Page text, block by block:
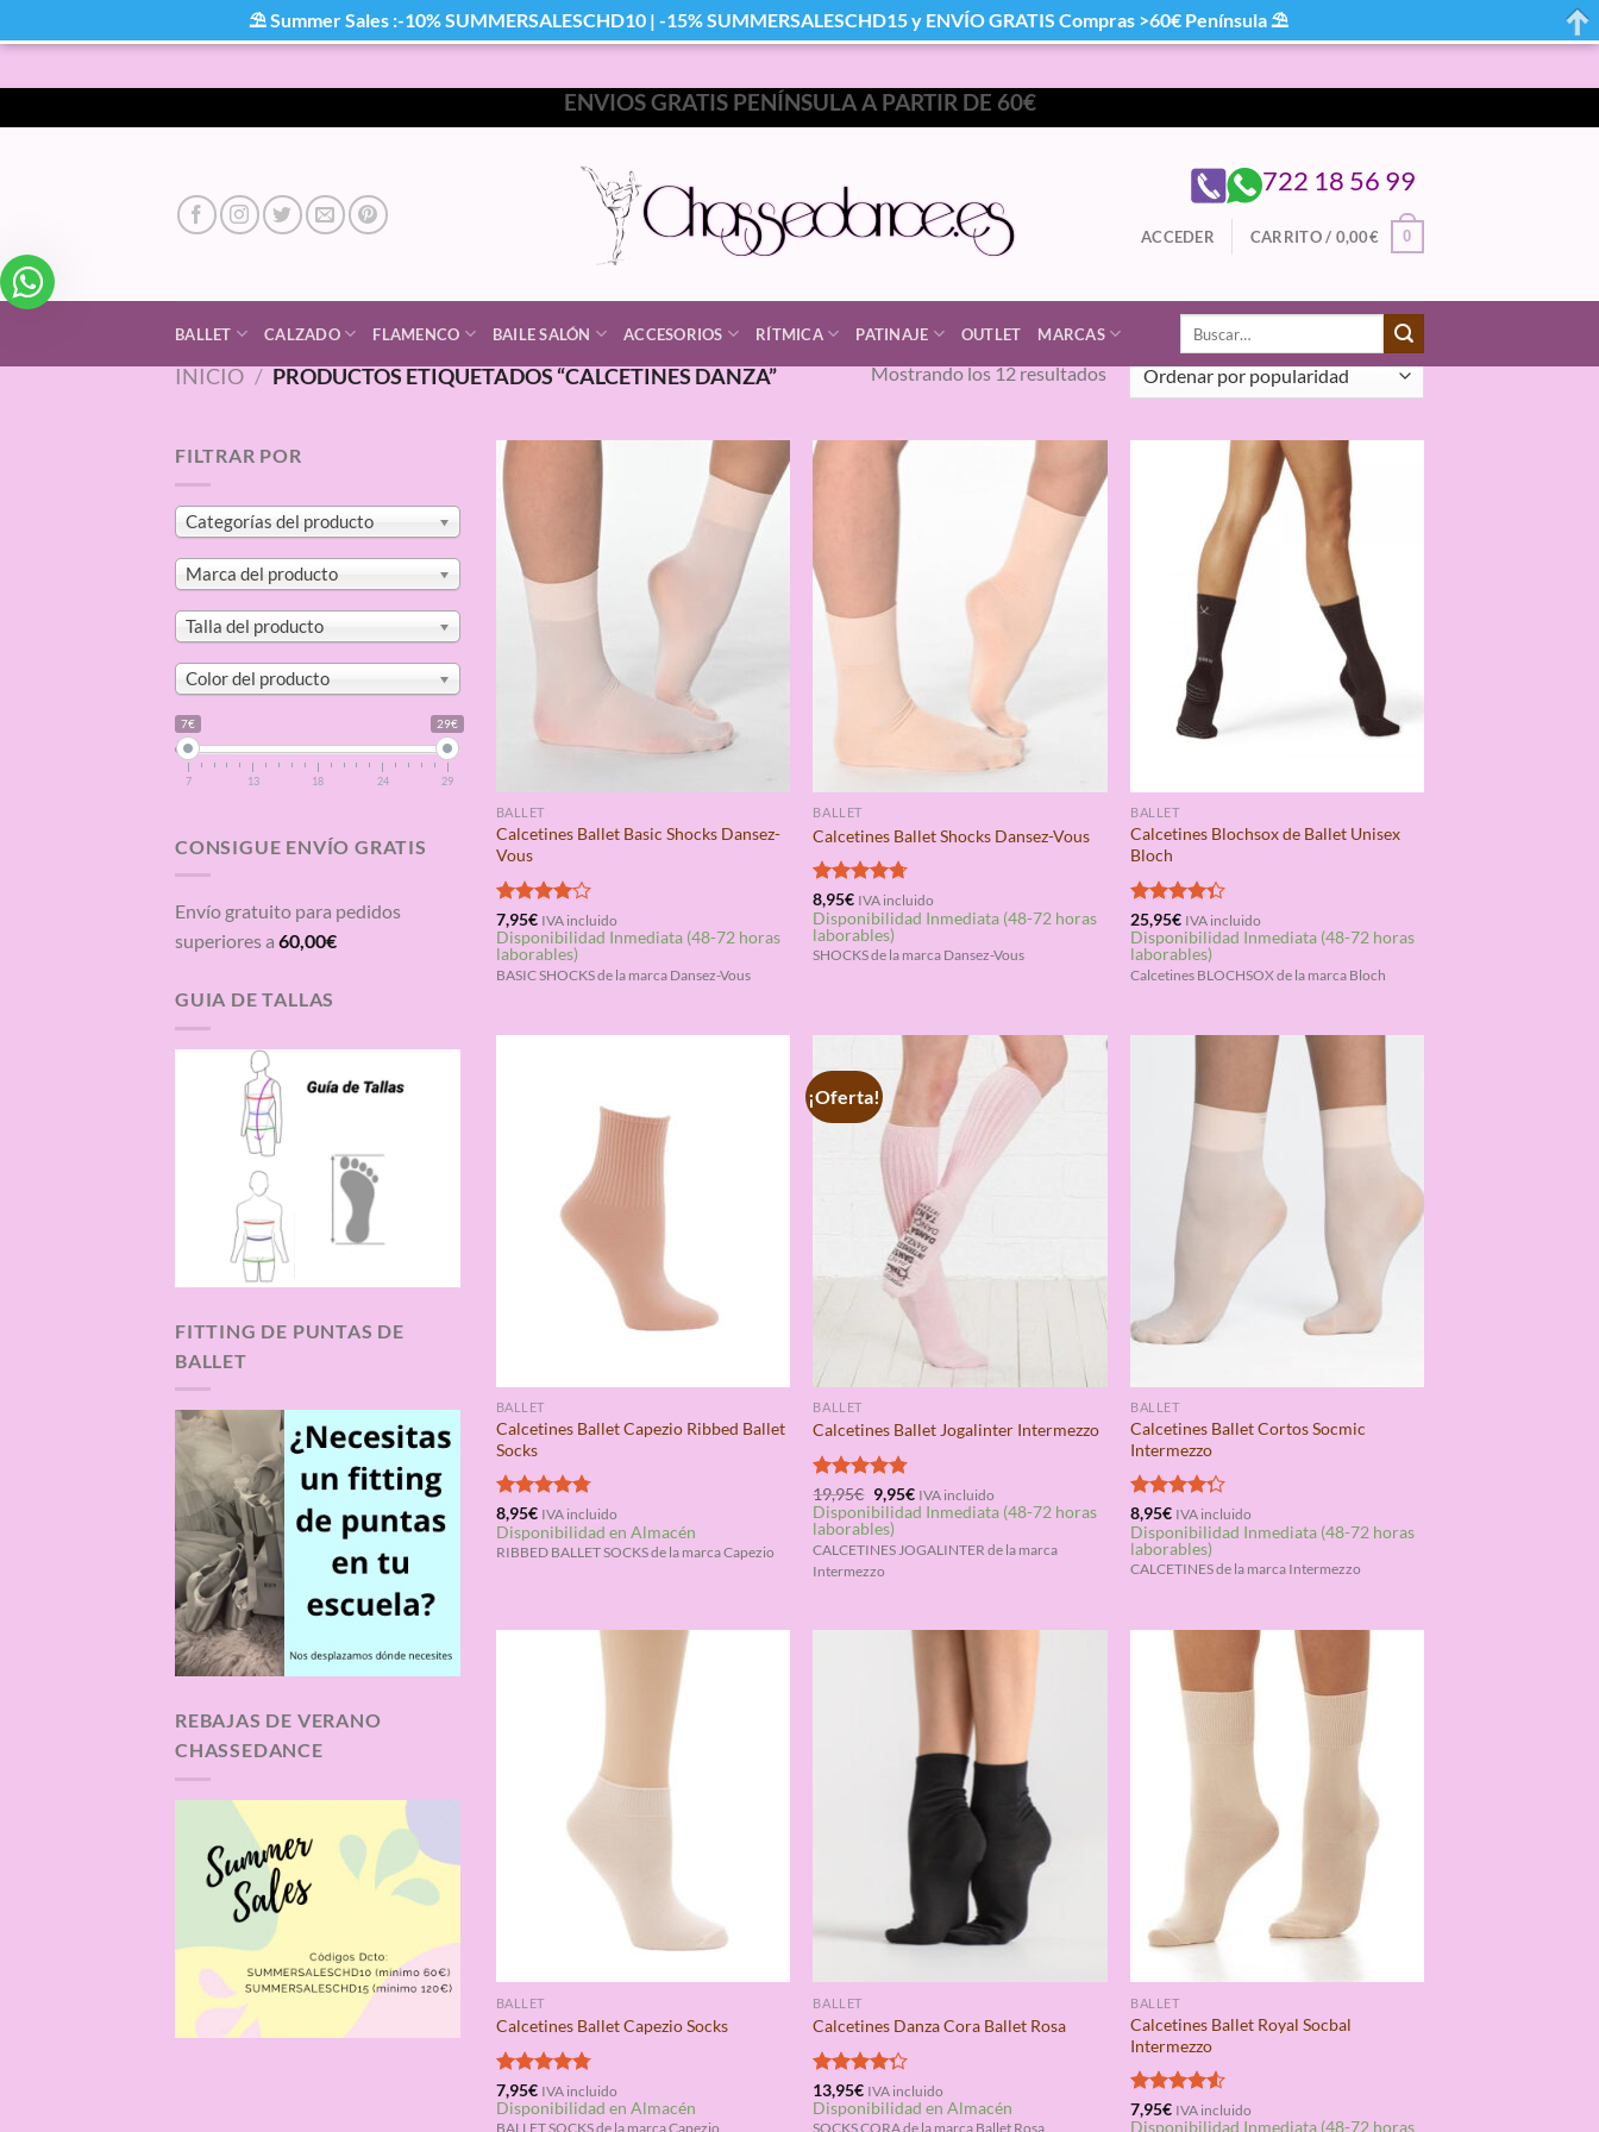
al
ENVIOS GRATIS PENÍNSULA A PARTIR DE 60€
722 18 56 99
ACCEDER CARRITO / 0,00€ 0
BALLET CALZADO FLAMENCO BAILE SALÓN ACCESORIOS RÍTMICA PATINAJE OUTLET MARCAS
Buscar
INICIO / PRODUCTOS ETIQUETADOS “CALCETINES DANZA” Mostrando los 12 resultadosOrdenado
por
FILTRAR POR
Categorías del producto
Marca del producto
Talla del producto
Color del producto
7€ 29€
7 13 18 24 29
CONSIGUE ENVÍO GRATIS
Envío gratuito para pedidos
superiores a 60,00€
GUIA DE TALLAS
FITTING DE PUNTAS DE
BALLET
REBAJAS DE VERANO
CHASSEDANCE
BALLET
Calcetines Ballet Basic Shocks Dansez-
Vous
Valorado
con4.00
de 5
7,95€ IVA incluido
Disponibilidad Inmediata (48-72 horas
laborables)
BASIC SHOCKS de la marca Dansez-Vous
BALLET
Calcetines Ballet Shocks Dansez-Vous
Valorado
con4.67
de 5
8,95€ IVA incluido
Disponibilidad Inmediata (48-72 horas
laborables)
SHOCKS de la marca Dansez-Vous
BALLET
Calcetines Blochsox de Ballet Unisex
Bloch
Valorado
con4.33
de 5
25,95€ IVA incluido
Disponibilidad Inmediata (48-72 horas
laborables)
Calcetines BLOCHSOX de la marca Bloch
BALLET
Calcetines Ballet Capezio Ribbed Ballet
Socks
Valorado
con4.75
de 5
8,95€ IVA incluido
Disponibilidad en Almacén
RIBBED BALLET SOCKS de la marca Capezio
¡Oferta!
BALLET
Calcetines Ballet Jogalinter Intermezzo
Valorado
con4.75
de 5
19,95€ El
precio
original
era:
19,95€.
9,95€El
precio
es:
9,95€.
IVA incluido
Disponibilidad Inmediata (48-72 horas
laborables)
CALCETINES JOGALINTER de la marca
Intermezzo
BALLET
Calcetines Ballet Cortos Socmic
Intermezzo
Valorado
con4.25
de 5
8,95€ IVA incluido
Disponibilidad Inmediata (48-72 horas
laborables)
CALCETINES de la marca Intermezzo
BALLET
Calcetines Ballet Capezio Socks
Valorado
con4.75
de 5
7,95€ IVA incluido
Disponibilidad en Almacén
BALLET SOCKS de la marca Capezio
BALLET
Calcetines Danza Cora Ballet Rosa
Valorado
con4.25
de 5
13,95€ IVA incluido
Disponibilidad en Almacén
SOCKS CORA de la marca Ballet Rosa
BALLET
Calcetines Ballet Royal Socbal
Intermezzo
Valorado
con4.50
7,95€ IVA incluido
Disponibilidad Inmediata (48-72 horas
⛱ Summer Sales :-10% SUMMERSALESCHD10 | -15% SUMMERSALESCHD15 y ENVÍO GRATIS Compras >60€ Península ⛱